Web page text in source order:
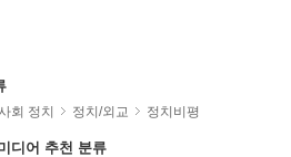
사회 정치 정치/외교 정치비평
디어 추천 분류